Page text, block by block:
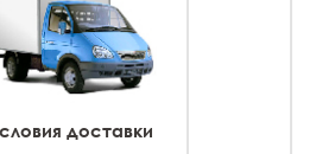
доставки